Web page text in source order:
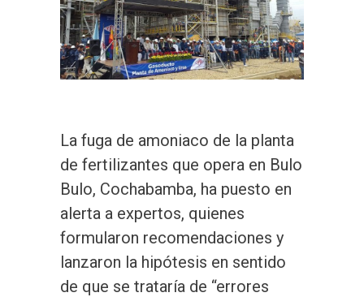
La fuga de amoniaco de la planta
de fertilizantes que opera en Bulo
Bulo, Cochabamba, ha puesto en
alerta a expertos, quienes
formularon recomendaciones y
lanzaron la hipótesis en sentido
de que se trataría de “errores